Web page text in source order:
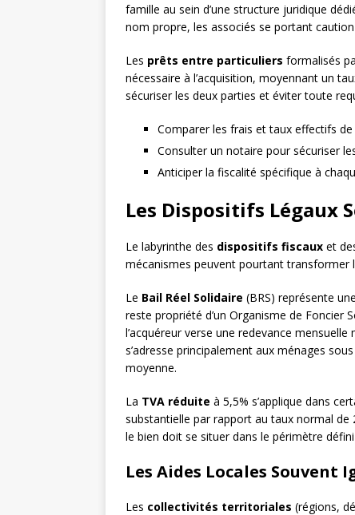
famille au sein d’une structure juridique
nom propre, les associés se portant
Les prêts entre particuliers formalisés
nécessaire à l’acquisition, moyennant un
sécuriser les deux parties et éviter toute
Comparer les frais et taux effectifs
Consulter un notaire pour sécuriser
Anticiper la fiscalité spécifique à
Les Dispositifs Légaux
Le labyrinthe des dispositifs fiscaux et
mécanismes peuvent pourtant transformer
Le Bail Réel Solidaire (BRS) représente
reste propriété d’un Organisme de Foncier
l’acquéreur verse une redevance
s’adresse principalement aux ménages
moyenne.
La TVA réduite à 5,5% s’applique dans
substantielle par rapport au taux normal de
le bien doit se situer dans le périmètre
Les Aides Locales Souvent
Les collectivités territoriales (régions,